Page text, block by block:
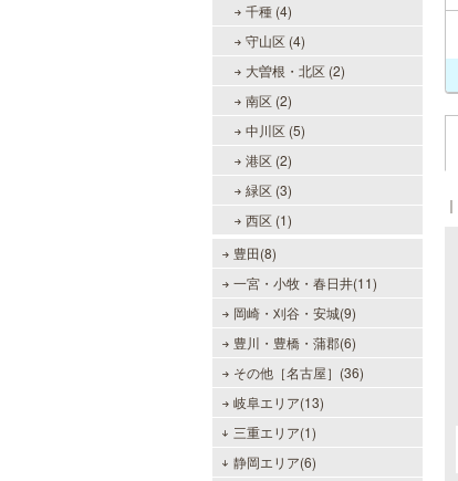
千種 (4)
守山区 (4)
大曽根・北区 (2)
南区 (2)
中川区 (5)
港区 (2)
緑区 (3)
西区 (1)
豊田(8)
一宮・小牧・春日井(11)
岡崎・刈谷・安城(9)
豊川・豊橋・蒲郡(6)
その他［名古屋］(36)
岐阜エリア(13)
三重エリア(1)
静岡エリア(6)
｜